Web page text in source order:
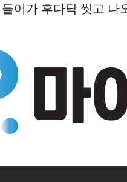
어가 후다닥 씻고 나